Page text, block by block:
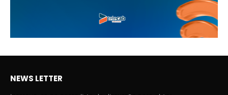
NEWS LETTER